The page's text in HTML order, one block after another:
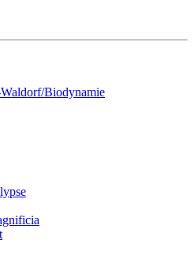
Biodynamie